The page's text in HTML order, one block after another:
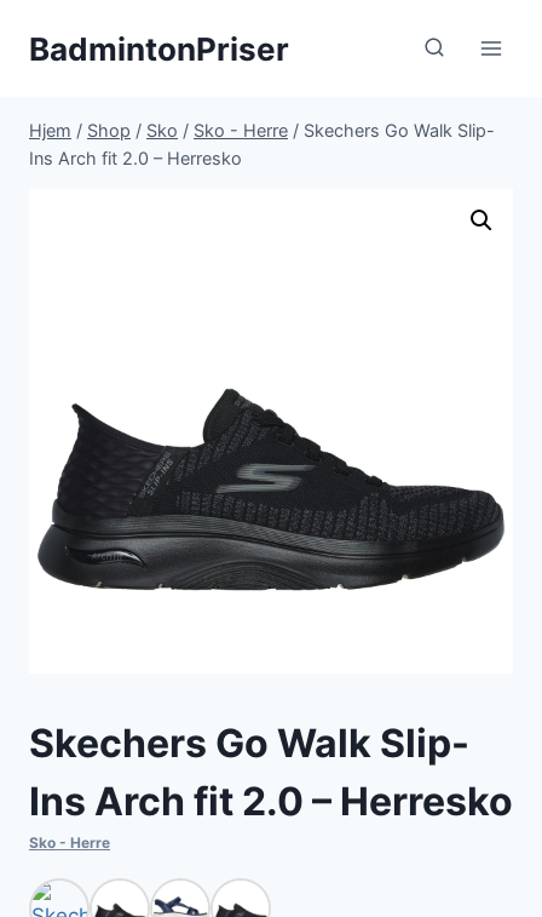
BadmintonPriser
Hjem / Shop / Sko / Sko - Herre / Skechers Go Walk Slip-
Ins Arch fit 2.0 – Herresko
Skechers Go Walk Slip-
Ins Arch fit 2.0 – Herresko
Sko - Herre